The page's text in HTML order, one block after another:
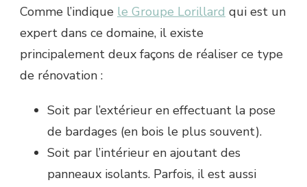
Comme l’indique le Groupe Lorillard qui est un
expert dans ce domaine, il existe
principalement deux façons de réaliser ce type
de rénovation :
Soit par l’extérieur en effectuant la pose
de bardages (en bois le plus souvent).
Soit par l’intérieur en ajoutant des
panneaux isolants. Parfois, il est aussi